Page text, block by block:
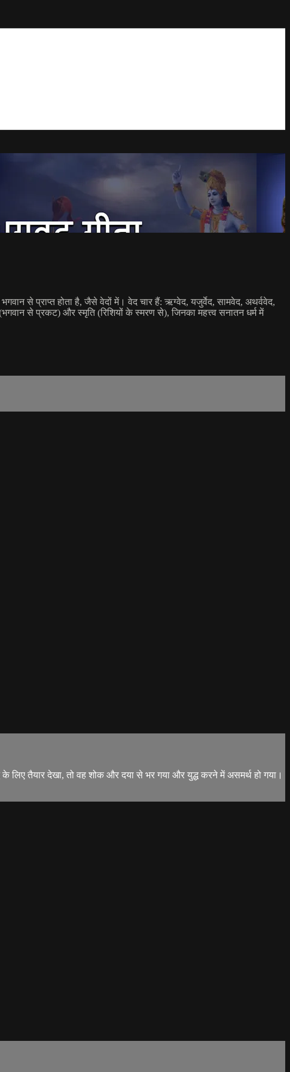
से प्राप्त होता है, जैसे वेदों में। वेद चार हैं: ऋग्वेद, यजुर्वेद, सामवेद, अथर्ववेद,
से प्रकट) और स्मृति (रिशियों के स्मरण से), जिनका महत्त्व सनातन धर्म में
लिए तैयार देखा, तो वह शोक और दया से भर गया और युद्ध करने में असमर्थ हो गया।